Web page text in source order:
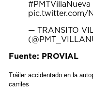
#PMTVillaNueva
pic.twitter.com/
— TRANSITO
Fuente: PROVIAL
Tráiler accidentado en la
carriles